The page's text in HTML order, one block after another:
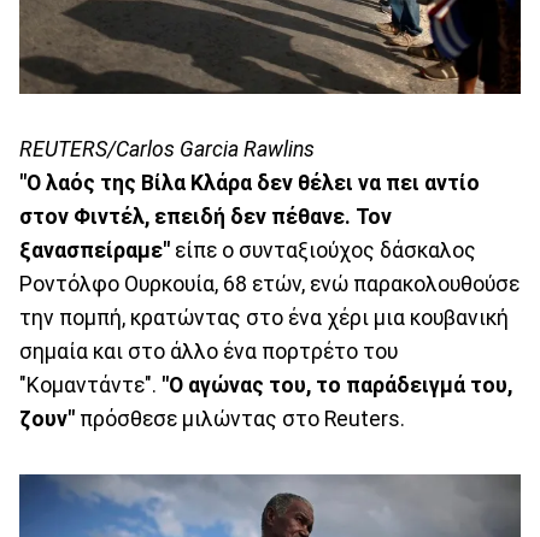
REUTERS/Carlos Garcia Rawlins
"Ο λαός της Βίλα Κλάρα δεν θέλει να πει αντίο
στον Φιντέλ, επειδή δεν πέθανε. Τον
ξανασπείραμε" είπε ο συνταξιούχος δάσκαλος
Ροντόλφο Ουρκουία, 68 ετών, ενώ παρακολουθούσε
την πομπή, κρατώντας στο ένα χέρι μια κουβανική
σημαία και στο άλλο ένα πορτρέτο του
"Κομαντάντε". "Ο αγώνας του, το παράδειγμά του,
ζουν" πρόσθεσε μιλώντας στο Reuters.